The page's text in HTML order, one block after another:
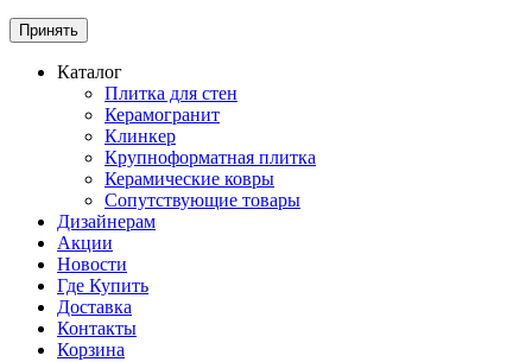
Принять
Каталог
Плитка для стен
Керамогранит
Клинкер
Крупноформатная плитка
Керамические ковры
Сопутствующие товары
Дизайнерам
Акции
Новости
Где Купить
Доставка
Контакты
Корзина